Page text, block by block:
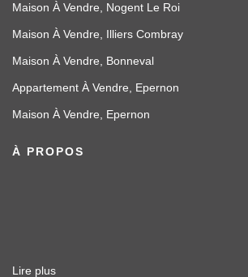
Maison À Vendre, Nogent Le Roi
Maison À Vendre, Illiers Combray
Maison À Vendre, Bonneval
Appartement À Vendre, Epernon
Maison À Vendre, Epernon
À PROPOS
Lire plus